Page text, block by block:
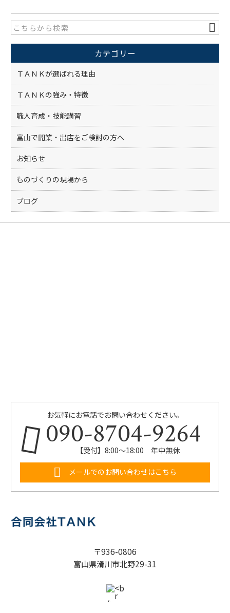
e
b
o
o
k
er
カテゴリー
ＴＡＮＫが選ばれる理由
ＴＡＮＫの強み・特徴
職人育成・技能講習
富山で開業・出店をご検討の方へ
お知らせ
ものづくりの現場から
ブログ
お気軽にお電話でお問い合わせください。
090-8704-9264
【受付】8:00～18:00 年中無休
メールでのお問い合わせはこちら
〒936-0806
富山県滑川市北野29-31